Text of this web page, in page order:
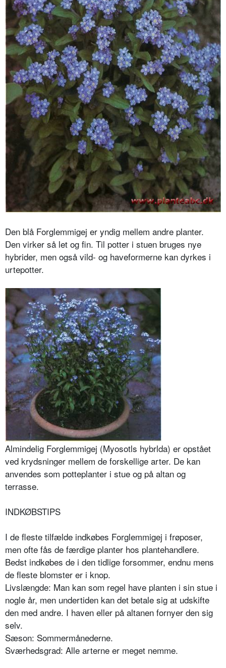
Den blå Forglemmigej er yndig mellem andre planter.
Den virker så let og fin. Til potter i stuen bruges nye
hybrider, men også vild- og haveformerne kan dyrkes i
urtepotter.
Almindelig Forglemmigej (Myosotls hybrlda) er opstået
ved krydsninger mellem de forskellige arter. De kan
anvendes som potteplanter i stue og på altan og
terrasse.
INDKØBSTIPS
I de fleste tilfælde indkøbes Forglemmigej i frøposer,
men ofte fås de færdige planter hos plantehandlere.
Bedst indkøbes de i den tidlige forsommer, endnu mens
de fleste blomster er i knop.
Livslængde: Man kan som regel have planten i sin stue i
nogle år, men undertiden kan det betale sig at udskifte
den med andre. I haven eller på altanen fornyer den sig
selv.
Sæson: Sommermånederne.
Sværhedsgrad: Alle arterne er meget nemme.